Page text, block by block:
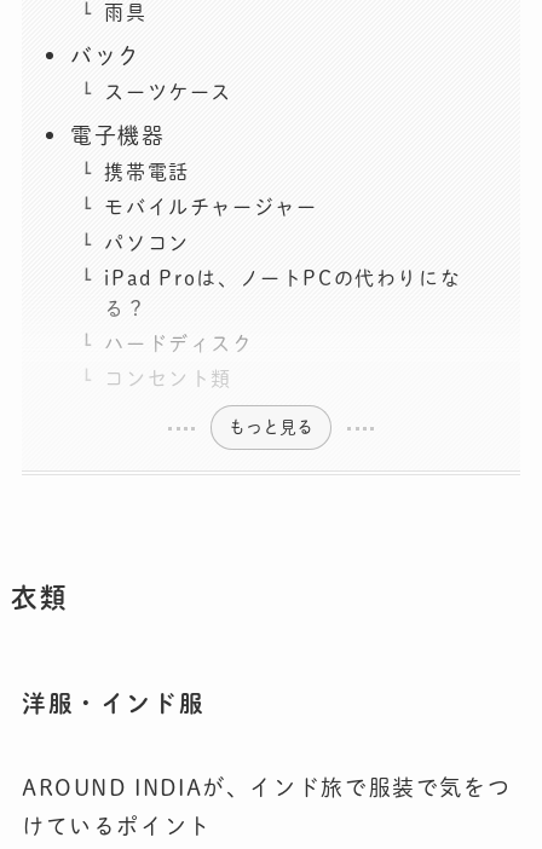
雨具
バック
スーツケース
電子機器
携帯電話
モバイルチャージャー
パソコン
iPad Proは、ノートPCの代わりにな
る？
ハードディスク
コンセント類
もっと見る
衣類
洋服・インド服
AROUND INDIAが、インド旅で服装で気をつ
けているポイント